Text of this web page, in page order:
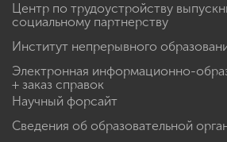
Центр по трудоустройству
социальному партнерству
Институт непрерывного
Электронная информационно-
+ заказ справок
Научный форсайт
Сведения об образовательной